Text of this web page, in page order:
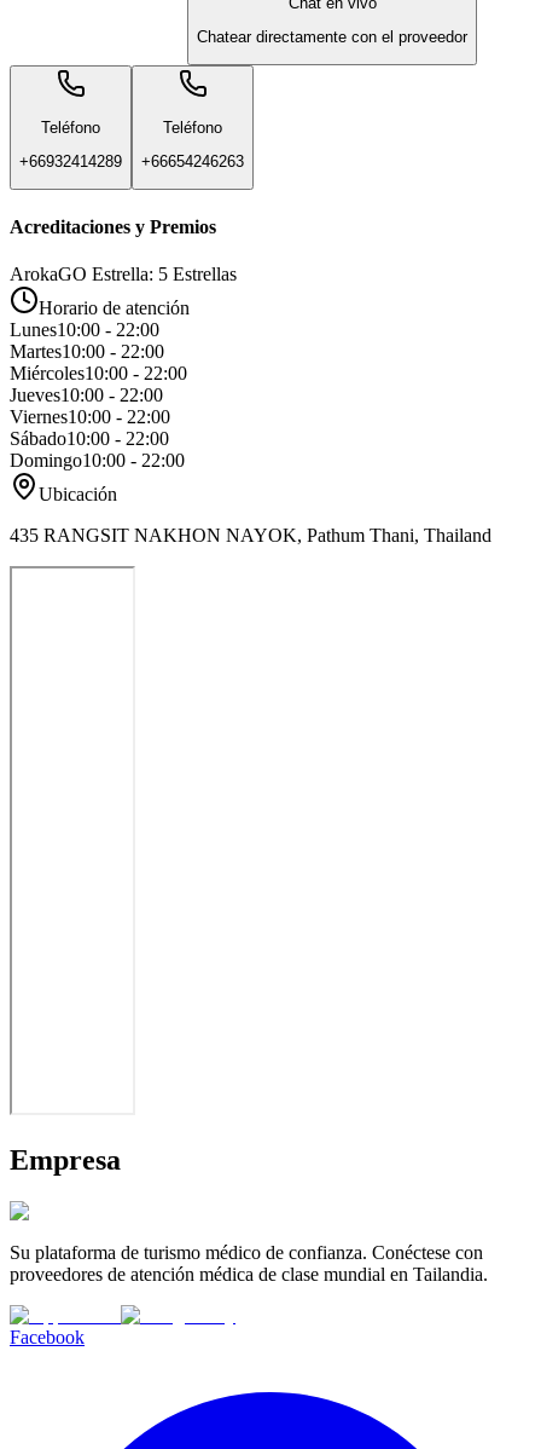
Chatear directamente con el proveedor
Teléfono
+66932414289
Teléfono
+66654246263
Acreditaciones y Premios
ArokaGO Estrella: 5 Estrellas
Horario de atención
Lunes10:00 - 22:00
Martes10:00 - 22:00
Miércoles10:00 - 22:00
Jueves10:00 - 22:00
Viernes10:00 - 22:00
Sábado10:00 - 22:00
Domingo10:00 - 22:00
Ubicación
435 RANGSIT NAKHON NAYOK, Pathum Thani, Thailand
Empresa
Su plataforma de turismo médico de confianza. Conéctese con
proveedores de atención médica de clase mundial en Tailandia.
Facebook